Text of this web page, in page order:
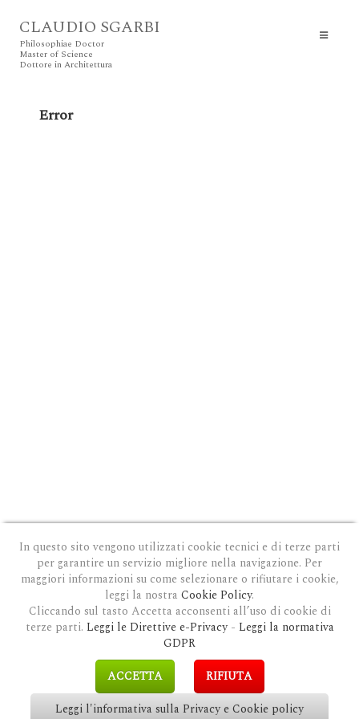
CLAUDIO SGARBI
Philosophiae Doctor
Master of Science
Dottore in Architettura
Error
PRIVACY E COOKIE POLICY | COOKIE POLICY|CONDIZIONI GENERALI D'USO|GDPR
| GDPR RICHIESTA CANCELLAZIONE
COPYRIGHT © 2018 CLAUDIOSGARBI.COM - TUTTI I DIRITTI RISERVATI.
SITE BYGUALDI PROMOTION&LP-STUDIO
In questo sito vengono utilizzati cookie tecnici e di terze parti
per garantire un servizio migliore nella navigazione. Per
maggiori informazioni su come selezionare o rifiutare i cookie,
leggi la nostra Cookie Policy.
Cliccando sul tasto Accetta acconsenti all’uso di cookie di
terze parti. Leggi le Direttive e-Privacy- Leggi la normativa
GDPR
ACCETTA
RIFIUTA
Leggi l'informativa sulla Privacy e Cookie policy